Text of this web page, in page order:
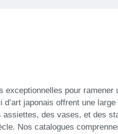
exceptionnelles pour
japonais offrent une
des vases, et des
Nos catalogues